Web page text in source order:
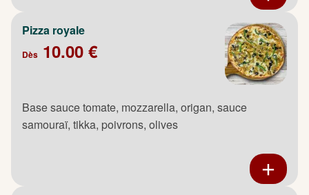
Pizza royale
Dès 10.00 €
Base sauce tomate, mozzarella, origan, sauce
samouraï, tikka, poivrons, olives